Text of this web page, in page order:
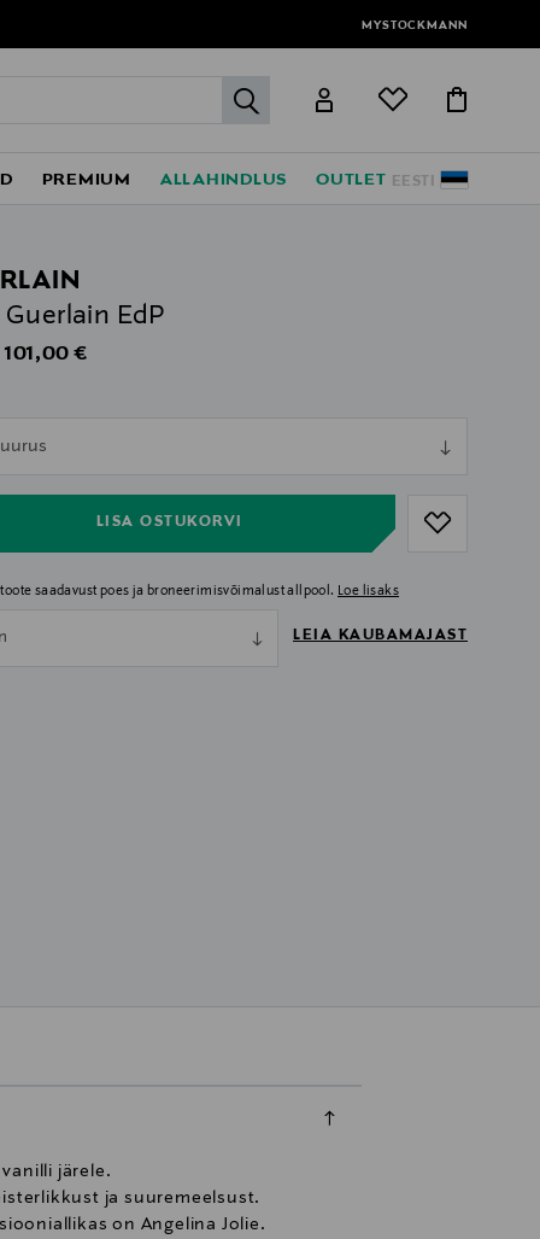
MYSTOCKMANN
label.header.go
EESTI
PREMIUM ALLAHINDLUS OUTLET
EdP
Original Price
101,00 €
LISA OSTUKORVI
saadavust poes ja broneerimisvõimalust allpool. Loe lisaks
LEIA KAUBAMAJAST
järele.
ja suuremeelsust.
on Angelina Jolie.